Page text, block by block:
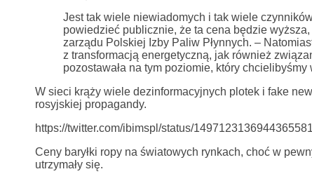
Jest tak wiele niewiadomych i tak wiele
powiedzieć publicznie, że ta cena będzie
zarządu Polskiej Izby Paliw Płynnych. –
z transformacją energetyczną, jak również
pozostawała na tym poziomie, który
W sieci krąży wiele dezinformacyjnych plotek i fake
rosyjskiej propagandy.
https://twitter.com/ibimspl/status/
Ceny baryłki ropy na światowych rynkach, choć w
utrzymały się.